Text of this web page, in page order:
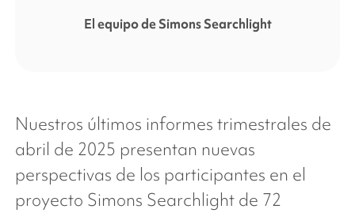
El equipode Simons Searchlight
Nuestros últimos informes trimestrales de
abril de 2025 presentan nuevas
perspectivas de los participantes en el
proyecto Simons Searchlightde 72